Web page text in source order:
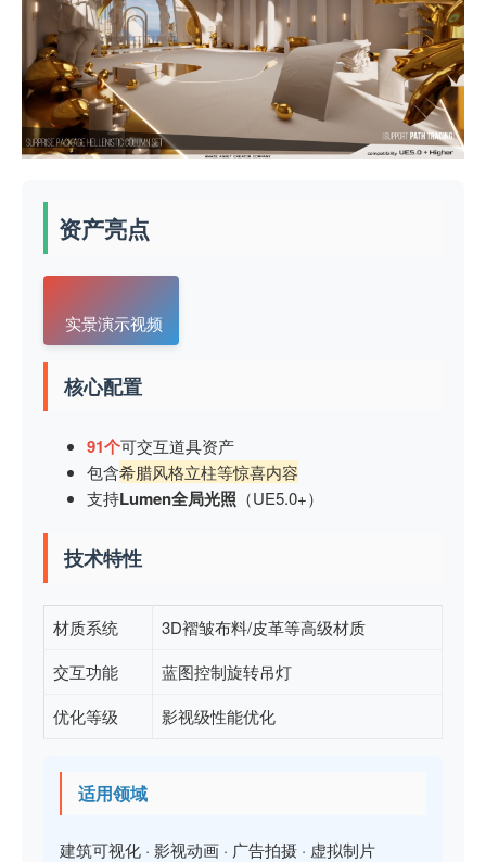
资产亮点
实景演示视频
核心配置
91个可交互道具资产
包含希腊风格立柱等惊喜内容
支持Lumen全局光照 （UE5.0+）
技术特性
材质系统
3D褶皱布料/皮革等高级材质
交互功能
蓝图控制旋转吊灯
优化等级
影视级性能优化
适用领域
建筑可视化 · 影视动画 · 广告拍摄 · 虚拟制片